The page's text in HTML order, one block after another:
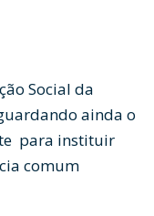
Social da
ainda o
para instituir
comum